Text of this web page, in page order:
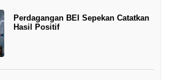
Perdagangan BEI Sepekan Catatkan
Hasil Positif